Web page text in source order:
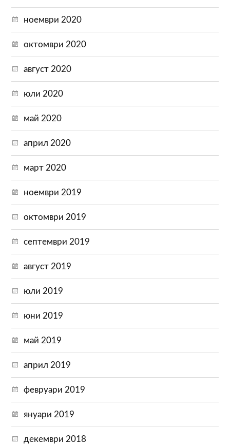
ноември 2020
октомври 2020
август 2020
юли 2020
май 2020
април 2020
март 2020
ноември 2019
октомври 2019
септември 2019
август 2019
юли 2019
юни 2019
май 2019
април 2019
февруари 2019
януари 2019
декември 2018